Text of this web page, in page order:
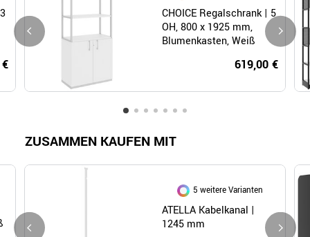
CHOICE Regalschrank | 5
OH, 800 x 1925 mm,
Blumenkasten, Weiß
619,00 €
ZUSAMMEN KAUFEN MIT
5 weitere Varianten
ATELLA Kabelkanal |
1245 mm